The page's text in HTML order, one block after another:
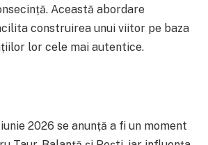
Această abordare
construirea unui viitor pe baza
lor cele mai autentice.
2026 se anunță a fi un moment